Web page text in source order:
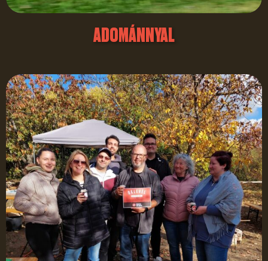
ADOMÁNNYAL